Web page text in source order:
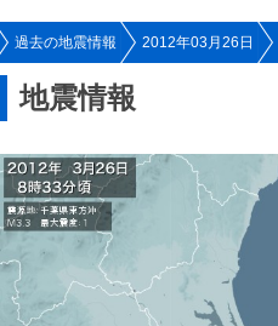
過去の地震情報 2012年03月26日
地震情報